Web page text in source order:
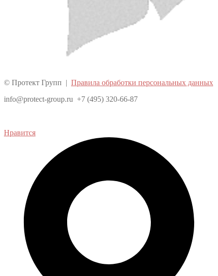
© Протект Групп | Правила обработки персональных данных
info@protect-group.ru +7 (495) 320-66-87
Нравится